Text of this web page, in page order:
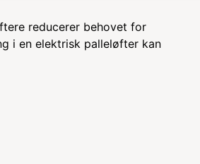
reducerer behovet for
i en elektrisk palleløfter kan